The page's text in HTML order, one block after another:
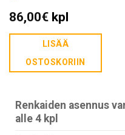
86,00€kpl
LISÄÄ
OSTOSKORIIN
Renkaiden asennus
alle 4 kpl